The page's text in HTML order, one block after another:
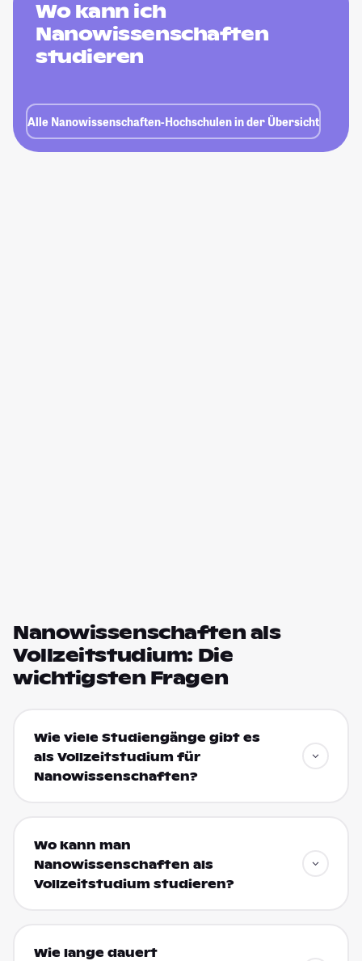
Wo kann ich
Nanowissenschaften
studieren
Alle Nanowissenschaften-Hochschulen in der Übersicht
Nanowissenschaften als
Vollzeitstudium: Die
wichtigsten Fragen
Wie viele Studiengänge gibt es
als Vollzeitstudium für
Nanowissenschaften?
Wo kann man
Nanowissenschaften als
Vollzeitstudium studieren?
Wie lange dauert